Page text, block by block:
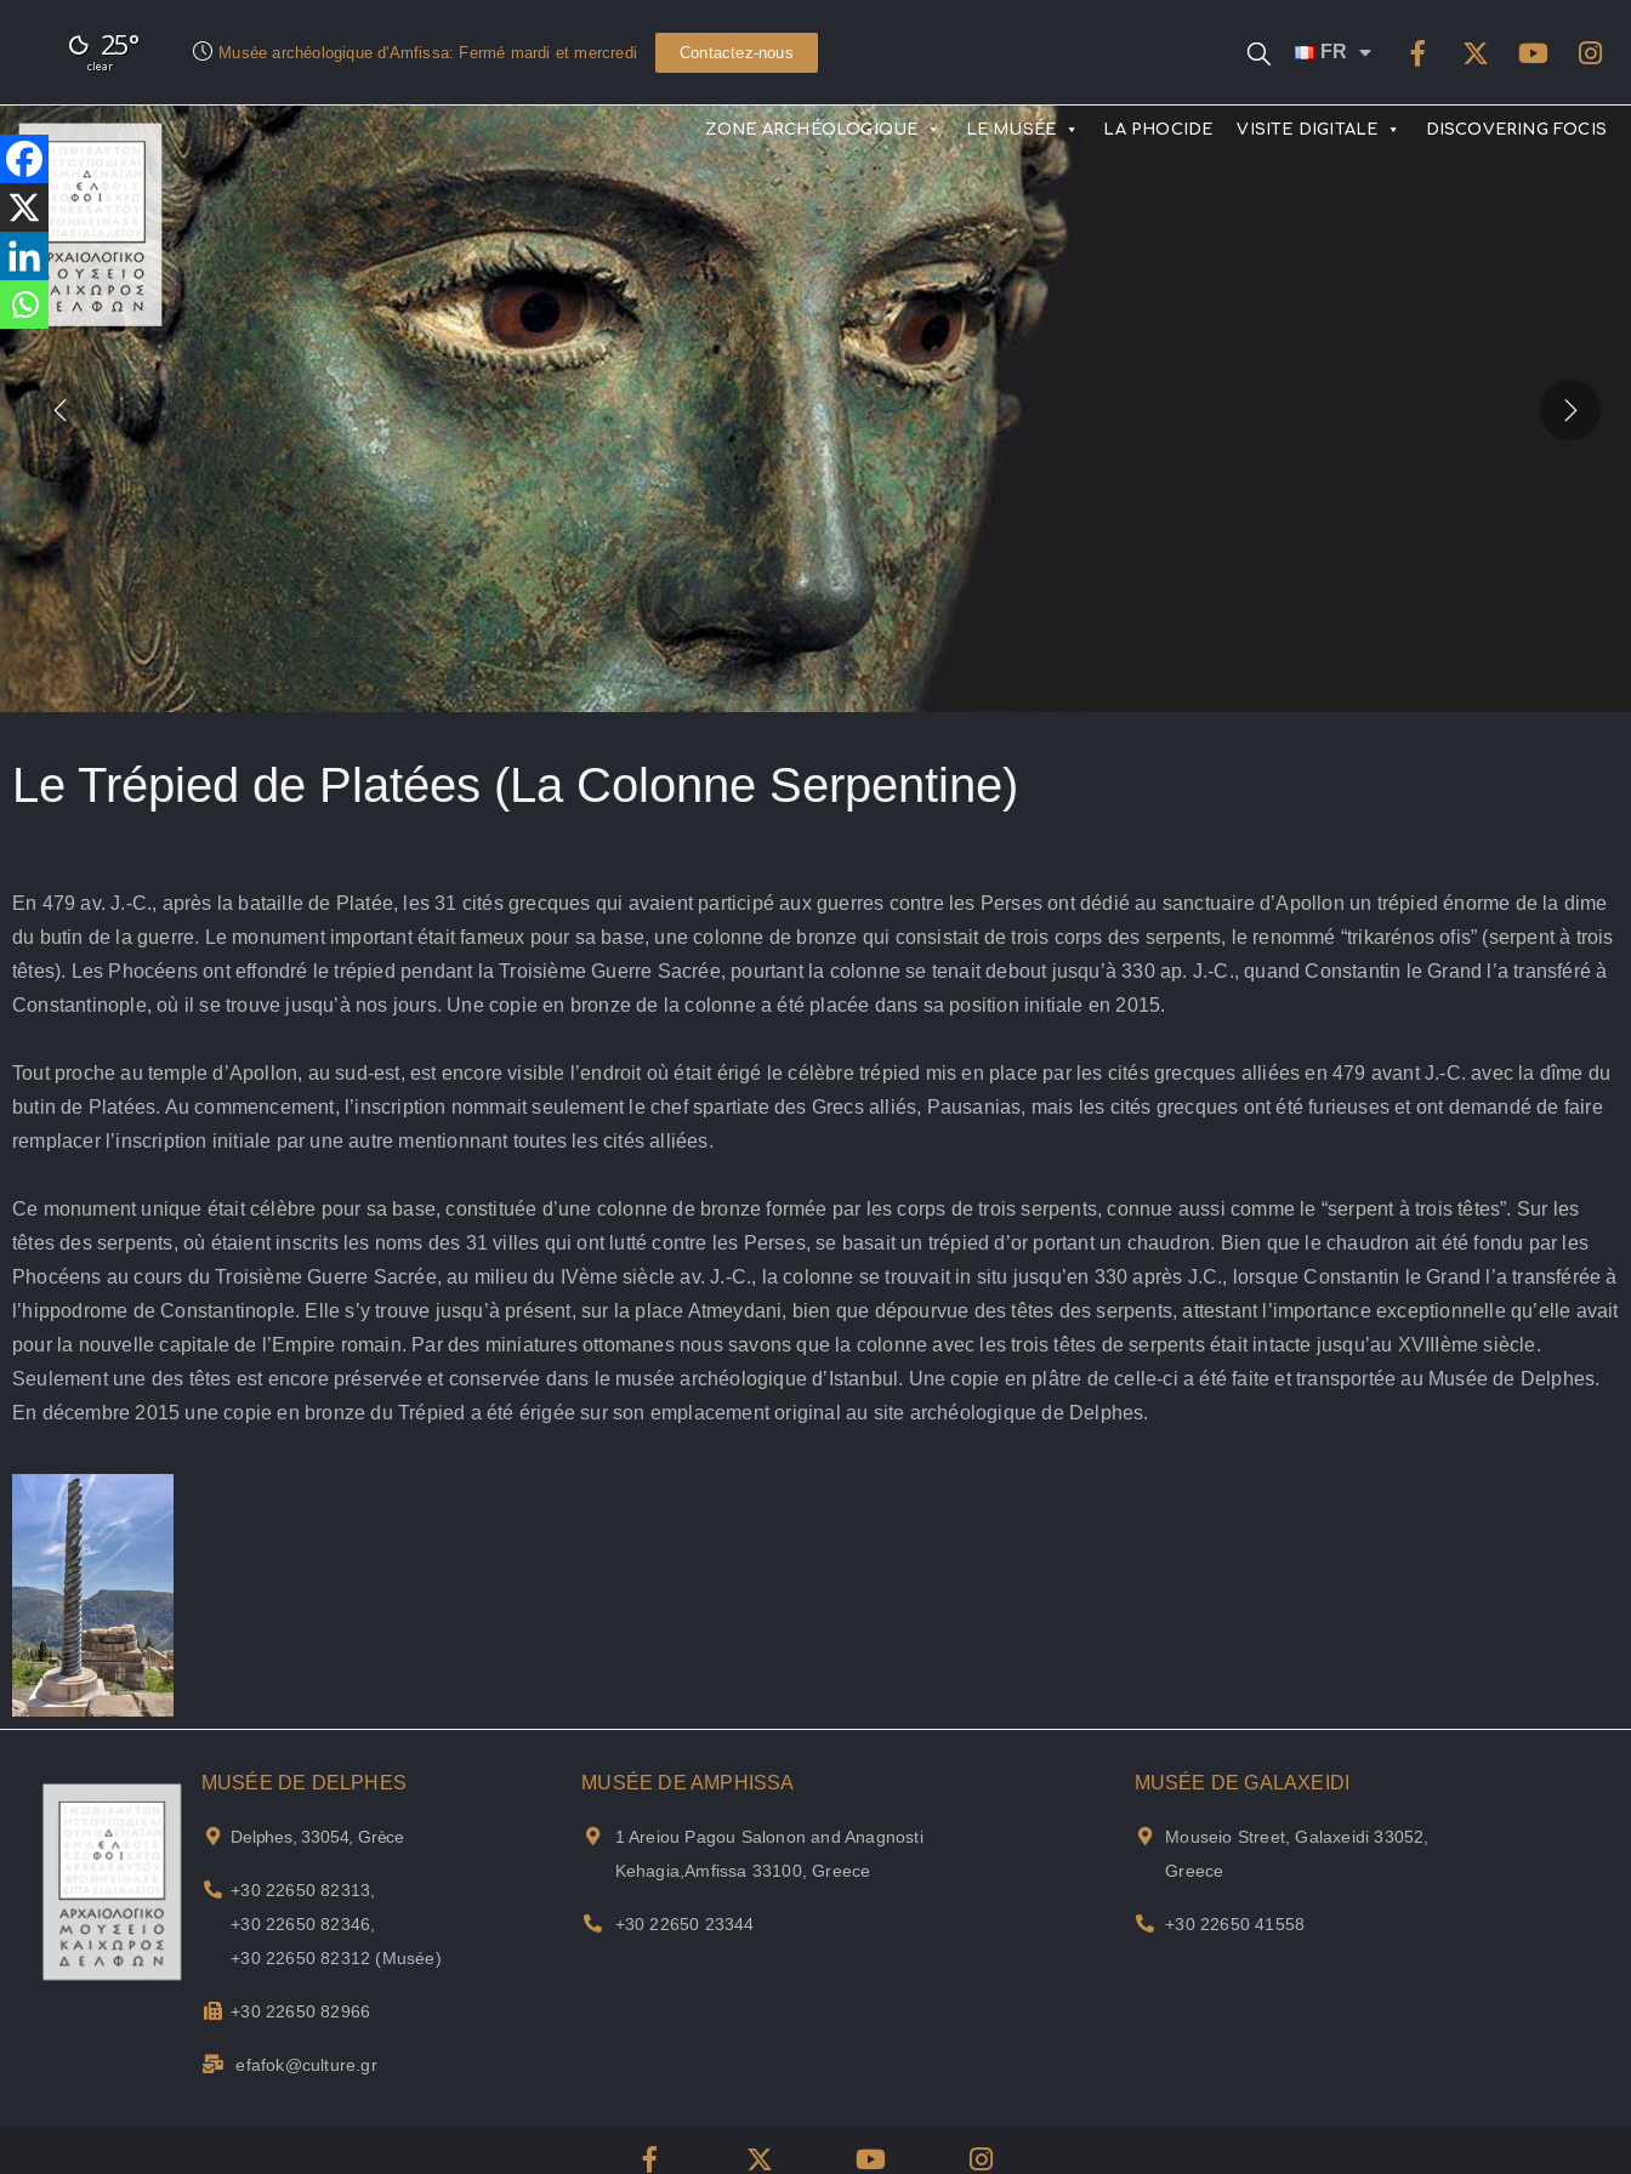
25°
clear
Musée archéologique d'Amfissa: Fermé mardi et mercredi Contactez-nous FR
ZONE ARCHÉOLOGIQUE LE MUSÉE LA PHOCIDE VISITE DIGITALE DISCOVERING FOCIS
Le Trépied de Platées (La Colonne Serpentine)
En 479 av. J.-C., après la bataille de Platée, les 31 cités grecques qui avaient participé aux guerres contre les Perses ont dédié au sanctuaire d’Apollon un trépied énorme de la dime
du butin de la guerre. Le monument important était fameux pour sa base, une colonne de bronze qui consistait de trois corps des serpents, le renommé “trikarénos ofis” (serpent à trois
têtes). Les Phocéens ont effondré le trépied pendant la Troisième Guerre Sacrée, pourtant la colonne se tenait debout jusqu’à 330 ap. J.-C., quand Constantin le Grand l’a transféré à
Constantinople, où il se trouve jusqu’à nos jours. Une copie en bronze de la colonne a été placée dans sa position initiale en 2015.
Tout proche au temple d’Apollon, au sud-est, est encore visible l’endroit où était érigé le célèbre trépied mis en place par les cités grecques alliées en 479 avant J.-C. avec la dîme du
butin de Platées. Au commencement, l’inscription nommait seulement le chef spartiate des Grecs alliés, Pausanias, mais les cités grecques ont été furieuses et ont demandé de faire
remplacer l’inscription initiale par une autre mentionnant toutes les cités alliées.
Ce monument unique était célèbre pour sa base, constituée d’une colonne de bronze formée par les corps de trois serpents, connue aussi comme le “serpent à trois têtes”. Sur les
têtes des serpents, où étaient inscrits les noms des 31 villes qui ont lutté contre les Perses, se basait un trépied d’or portant un chaudron. Bien que le chaudron ait été fondu par les
Phocéens au cours du Troisième Guerre Sacrée, au milieu du IVème siècle av. J.-C., la colonne se trouvait in situ jusqu’en 330 après J.C., lorsque Constantin le Grand l’a transférée à
l’hippodrome de Constantinople. Elle s’y trouve jusqu’à présent, sur la place Atmeydani, bien que dépourvue des têtes des serpents, attestant l’importance exceptionnelle qu’elle avait
pour la nouvelle capitale de l’Empire romain. Par des miniatures ottomanes nous savons que la colonne avec les trois têtes de serpents était intacte jusqu’au XVIIIème siècle.
Seulement une des têtes est encore préservée et conservée dans le musée archéologique d’Istanbul. Une copie en plâtre de celle-ci a été faite et transportée au Musée de Delphes.
En décembre 2015 une copie en bronze du Trépied a été érigée sur son emplacement original au site archéologique de Delphes.
MUSÉE DE DELPHES
Delphes, 33054, Grèce
+30 22650 82313
+30 22650 82346
+30 22650 82312 (Musée)
+30 22650 82966
efafok@culture.gr
MUSÉE DE AMPHISSA
1 Areiou Pagou Salonon and Anagnosti
Kehagia,Amfissa 33100, Greece
+30 22650 23344
MUSÉE DE GALAXEIDI
Mouseio Street, Galaxeidi 33052,
Greece
+30 22650 41558